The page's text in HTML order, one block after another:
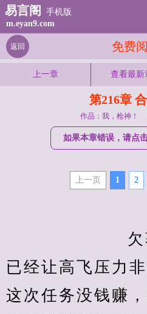
易言阁
手机版
m.eyan9.com
免费
返回
上一章 查看最新
第216章
作品：我，枪神！
如果本章错误，请点
上一页 1 2
已经让高飞压力
这次任务没钱赚